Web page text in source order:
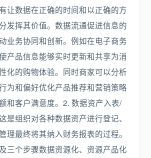
让数据在正确的时间和以正确的方
发挥其价值。数据流通促进信息的
业务协同和创新。例如在电子商务
产品信息能够实时更新和共享为消
化的购物体验。同时商家可以分析
为和偏好优化产品推荐和营销策略
和客户满意度。2. 数据资产入表/
是组织对各种数据资产进行登记、
理最终将其纳入财务报表的过程。
三个步骤数据资源化、资源产品化